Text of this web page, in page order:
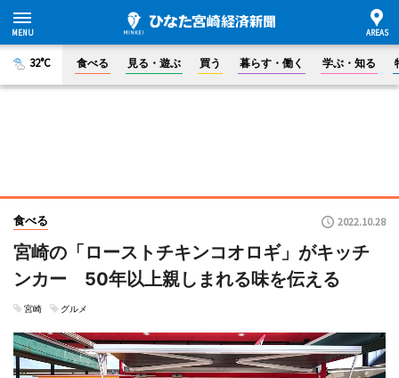
32°C 食べる 見る・遊ぶ 買う 暮らす・働く 学ぶ・知る
食べる 2022.10.28
宮崎の「ローストチキンコオロギ」がキッチ
ンカー 50年以上親しまれる味を伝える
宮崎 グルメ